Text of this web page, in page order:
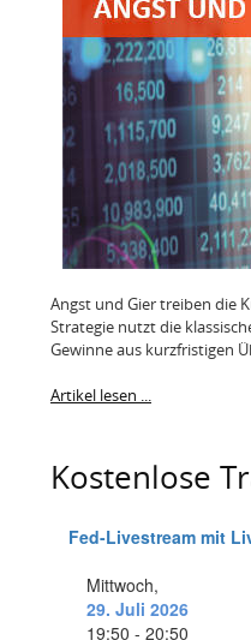
Angst und Gier treiben die
Strategie nutzt die
Gewinne aus kurzfristigen
Artikel lesen ...
Kostenlose